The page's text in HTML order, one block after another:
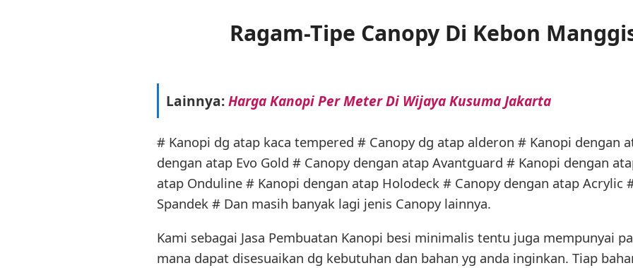
Ragam-Tipe Canopy Di Kebon
Lainnya:Harga Kanopi Per Meter Di Wijaya Kusuma Jakarta
# Kanopi dg atap kaca tempered # Canopy dg atap alderon # Kanopi dengan
dengan atap Evo Gold # Canopy dengan atap Avantguard # Kanopi dengan
atap Onduline # Kanopi dengan atap Holodeck # Canopy dengan atap Acrylic
Spandek # Dan masih banyak lagi jenis Canopy lainnya.
Kami sebagai Jasa Pembuatan Kanopi besi minimalis tentu juga mempunyai
mana dapat disesuaikan dg kebutuhan dan bahan yg anda inginkan. Tiap